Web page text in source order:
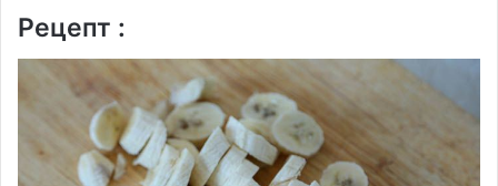
Рецепт :